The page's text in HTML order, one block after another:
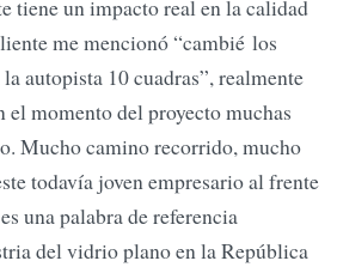
tiene un impacto real en la calidad
me mencionó “cambié los
autopista 10 cuadras”, realmente
el momento del proyecto muchas
Mucho camino recorrido, mucho
todavía joven empresario al frente
una palabra de referencia
del vidrio plano en la República